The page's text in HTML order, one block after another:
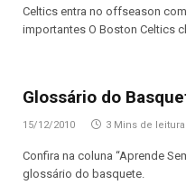
Celtics entra no offseason
importantes O Boston Celtics
Glossário do
15/12/2010 3 Mins de leitura
Confira na coluna “Aprende
glossário do basquete.